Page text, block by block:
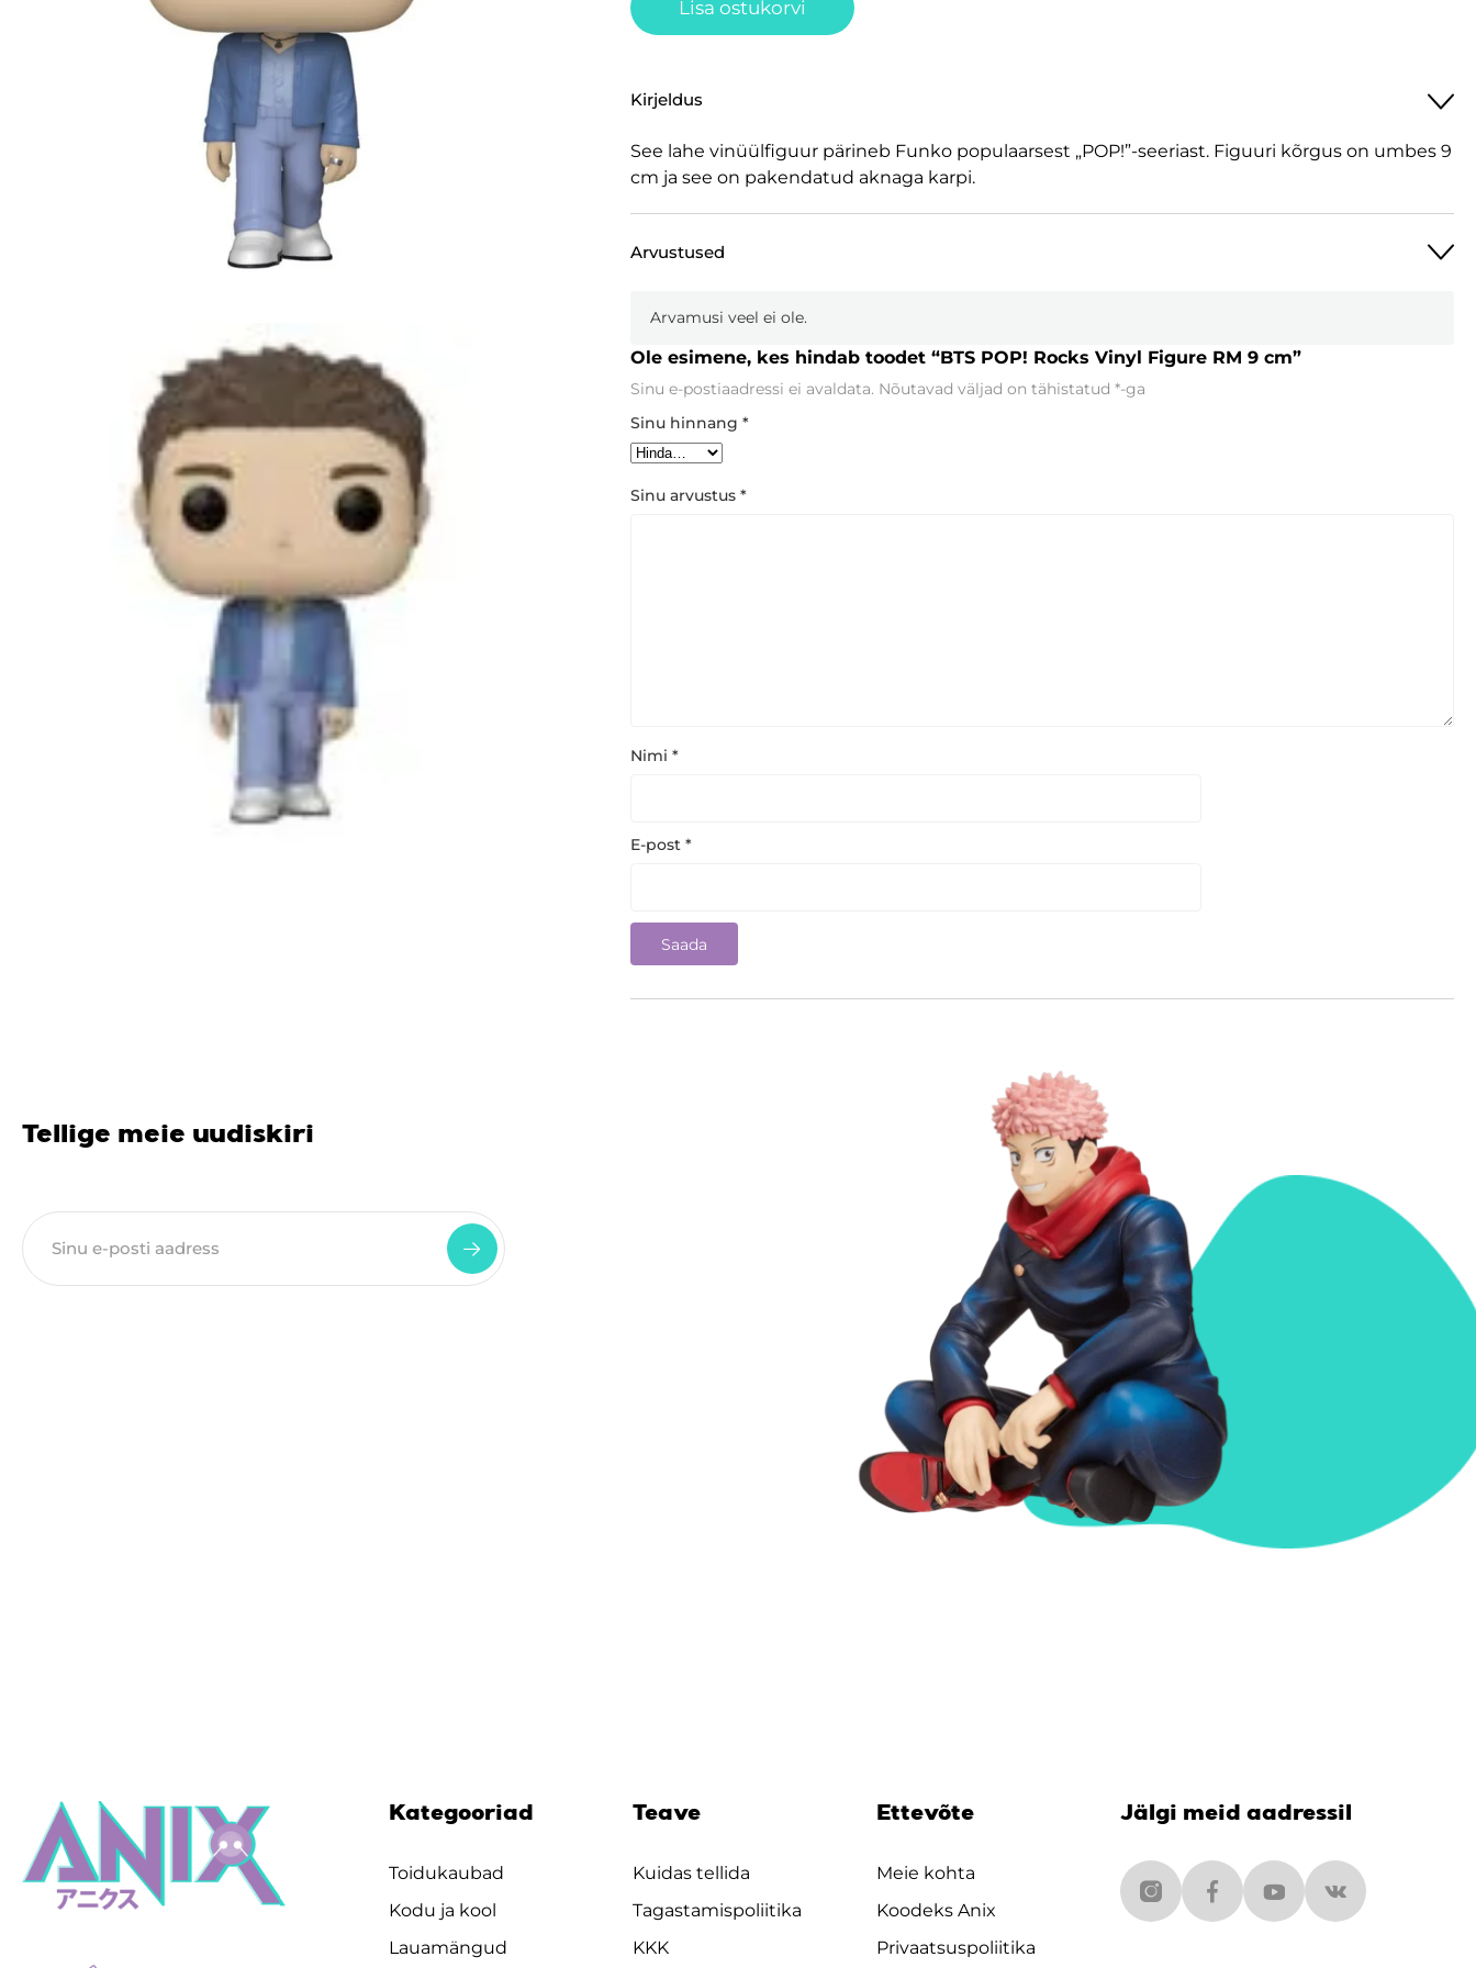
Lisa ostukorvi
Kirjeldus
See lahe vinüülfiguur pärineb Funko populaarsest „POP!”-seeriast. Figuuri kõrgus on umbes 9
cm ja see on pakendatud aknaga karpi.
Arvustused
Arvamusi veel ei ole.
Ole esimene, kes hindab toodet “BTS POP! Rocks Vinyl Figure RM 9 cm”
Sinu e-postiaadressi ei avaldata. Nõutavad väljad on tähistatud *-ga
Sinu hinnang *
Sinu arvustus *
Nimi *
E-post *
Tellige meie uudiskiri
Kategooriad
Toidukaubad
Kodu ja kool
Lauamängud
Teave
Kuidas tellida
Tagastamispoliitika
KKK
Ettevõte
Meie kohta
Koodeks Anix
Privaatsuspoliitika
Jälgi meid aadressil